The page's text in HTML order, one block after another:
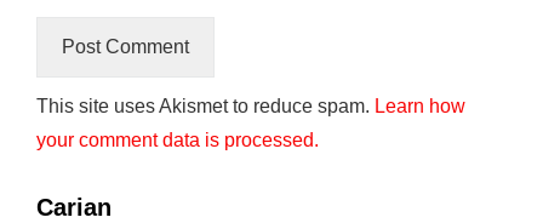
This site uses Akismet to reduce spam. Learn how
your comment data is processed.
Carian